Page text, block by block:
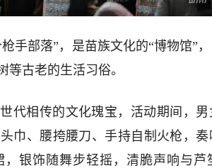
手部落”，是苗族文化的“博物馆”
古老的生活习俗。
代相传的文化瑰宝，活动期间，
巾、腰挎腰刀、手持自制火枪，
银饰随舞步轻摇，清脆声响与芦